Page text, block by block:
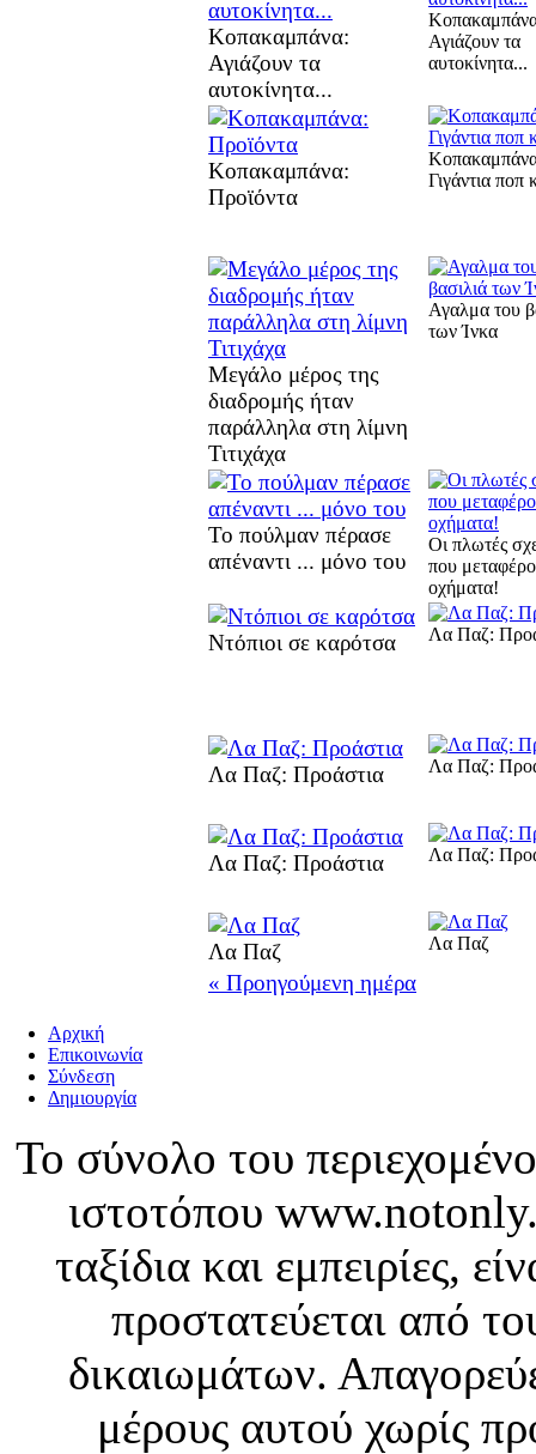
Κοπακαμπάνα:
Αγιάζουν τα
αυτοκίνητα...
Αγιάζουν τα
αυτοκίνητα...
Κοπακαμπάνα:
Προϊόντα
Γιγάντια ποπ
Μεγάλο μέρος της
διαδρομής ήταν
παράλληλα στη λίμνη
Τιτιχάχα
Αγαλμα του
των Ίνκα
Το πούλμαν πέρασε
απέναντι ... μόνο του
Οι πλωτές
που
οχήματα!
Ντόπιοι σε καρότσα Λα Παζ:
Λα Παζ: Προάστια Λα Παζ:
Λα Παζ: Προάστια Λα Παζ:
Λα Παζ Λα Παζ
« Προηγούμενη ημέρα
Αρχική
Επικοινωνία
Σύνδεση
Δημιουργία
Το σύνολο του
ιστοτόπου
ταξίδια και εμπειρίες,
προστατεύεται από
δικαιωμάτων.
μέρους αυτού χωρίς